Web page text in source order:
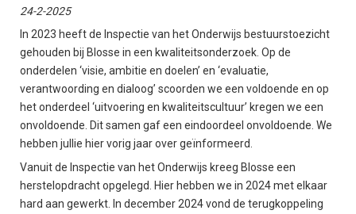
24-2-2025
In 2023 heeft de Inspectie van het Onderwijs bestuurstoezicht
gehouden bij Blosse in een kwaliteitsonderzoek. Op de
onderdelen ‘visie, ambitie en doelen’ en ‘evaluatie,
verantwoording en dialoog’ scoorden we een voldoende en op
het onderdeel ‘uitvoering en kwaliteitscultuur’ kregen we een
onvoldoende. Dit samen gaf een eindoordeel onvoldoende. We
hebben jullie hier vorig jaar over geïnformeerd.
Vanuit de Inspectie van het Onderwijs kreeg Blosse een
herstelopdracht opgelegd. Hier hebben we in 2024 met elkaar
hard aan gewerkt. In december 2024 vond de terugkoppeling